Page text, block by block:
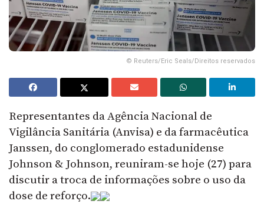
© Reuters/Eric Seals/Direitos reservados
Representantes da Agência Nacional de
Vigilância Sanitária (Anvisa) e da farmacêutica
Janssen, do conglomerado estadunidense
Johnson & Johnson, reuniram-se hoje (27) para
discutir a troca de informações sobre o uso da
dose de reforço.